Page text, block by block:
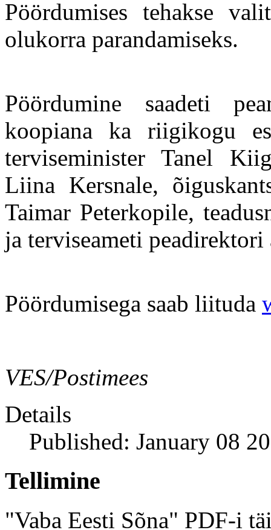
Pöördumises tehakse
olukorra parandamiseks.
Pöördumine saadeti
koopiana ka riigikogu
terviseminister Tanel
Liina Kersnale,
Taimar Peterkopile,
ja terviseameti
Pöördumisega saab liituda
VES/Postimees
Details
Published: January 08
Tellimine
"Vaba Eesti Sõna" PDF-i